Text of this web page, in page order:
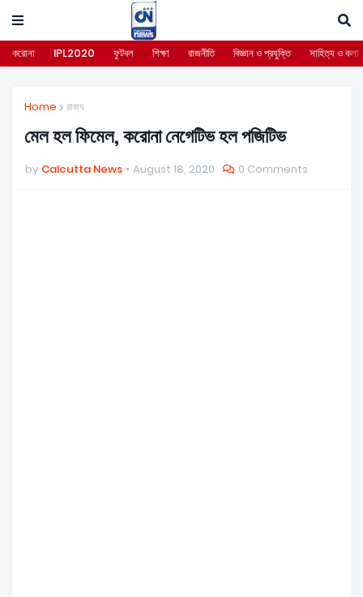
করোনা IPL2020 ফুটবল শিক্ষা রাজনীতি বিজ্ঞান ও প্রযুক্তি সাহিত্য ও কলা
Home রাজ্য
মেল হল ফিমেল, করোনা নেগেটিভ হল পজিটিভ
by Calcutta News August 18, 2020 0 Comments